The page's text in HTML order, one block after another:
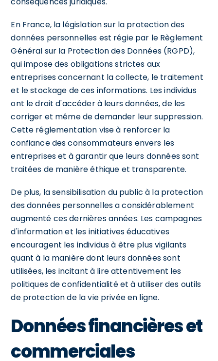
En France, la législation sur la protection des
données personnelles est régie par le Règlement
Général sur la Protection des Données (RGPD),
qui impose des obligations strictes aux
entreprises concernant la collecte, le traitement
et le stockage de ces informations. Les individus
ont le droit d'accéder à leurs données, de les
corriger et même de demander leur suppression.
Cette réglementation vise à renforcer la
confiance des consommateurs envers les
entreprises et à garantir que leurs données sont
traitées de manière éthique et transparente.
De plus, la sensibilisation du public à la protection
des données personnelles a considérablement
augmenté ces dernières années. Les campagnes
d'information et les initiatives éducatives
encouragent les individus à être plus vigilants
quant à la manière dont leurs données sont
utilisées, les incitant à lire attentivement les
politiques de confidentialité et à utiliser des outils
de protection de la vie privée en ligne.
Données financières et
commerciales